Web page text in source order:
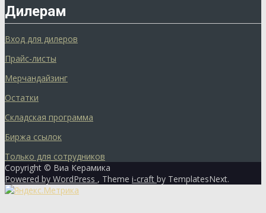
Дилерам
Вход для дилеров
Прайс-листы
Мерчандайзинг
Остатки
Складская программа
Биржа ссылок
Только для сотрудников
Copyright © Виа Керамика
Powered by WordPress , Theme i-craft by TemplatesNext.